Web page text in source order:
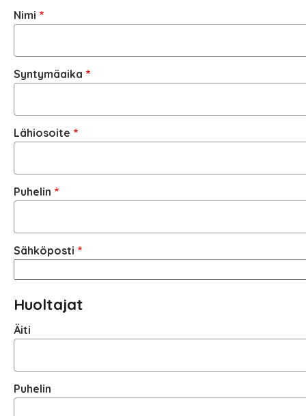
Nimi
Syntymäaika
Lähiosoite
Puhelin
Sähköposti
Huoltajat
Äiti
Puhelin